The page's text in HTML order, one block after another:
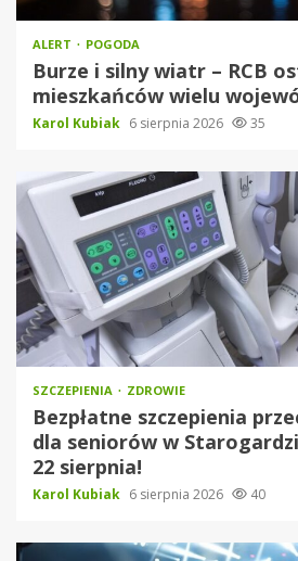
ALERT POGODA
Burze i silny wiatr – RCB
mieszkańców wielu
Karol Kubiak 6 sierpnia 2026 35
SZCZEPIENIA ZDROWIE
Bezpłatne szczepienia
dla seniorów w
22 sierpnia!
Karol Kubiak 6 sierpnia 2026 40